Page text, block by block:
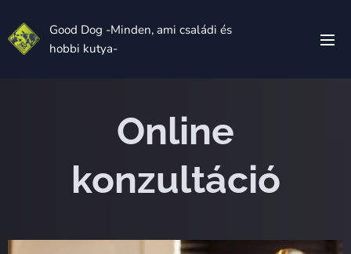
Good Dog -Minden, ami családi és
hobbi kutya-
Online
konzultáció